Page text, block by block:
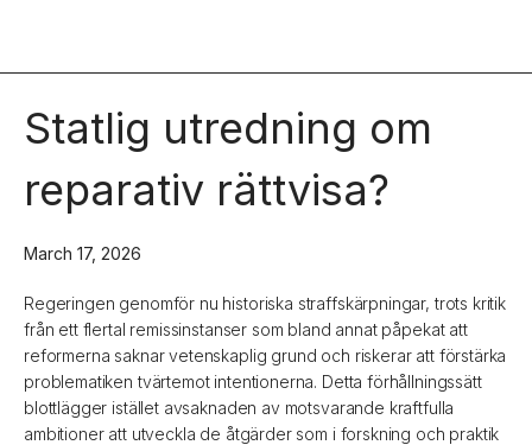
Statlig utredning om
reparativ rättvisa?
March 17, 2026
Regeringen genomför nu historiska straffskärpningar, trots kritik
från ett flertal remissinstanser som bland annat påpekat att
reformerna saknar vetenskaplig grund och riskerar att förstärka
problematiken tvärtemot intentionerna. Detta förhållningssätt
blottlägger istället avsaknaden av motsvarande kraftfulla
ambitioner att utveckla de åtgärder som i forskning och praktik